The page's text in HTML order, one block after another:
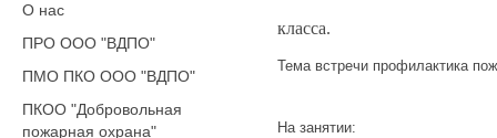
О нас
ПРО ООО "ВДПО"
ПМО ПКО ООО "ВДПО"
ПКОО "Добровольная
пожарная охрана"
класса.
Тема встречи профилактика
На занятии: